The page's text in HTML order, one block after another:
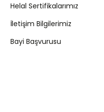
Helal Sertifikalarımız
İletişim Bilgilerimiz
Bayi Başvurusu